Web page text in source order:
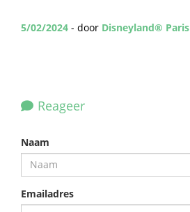
5/02/2024 - door Disneyland® Paris
Reageer
Naam
Emailadres